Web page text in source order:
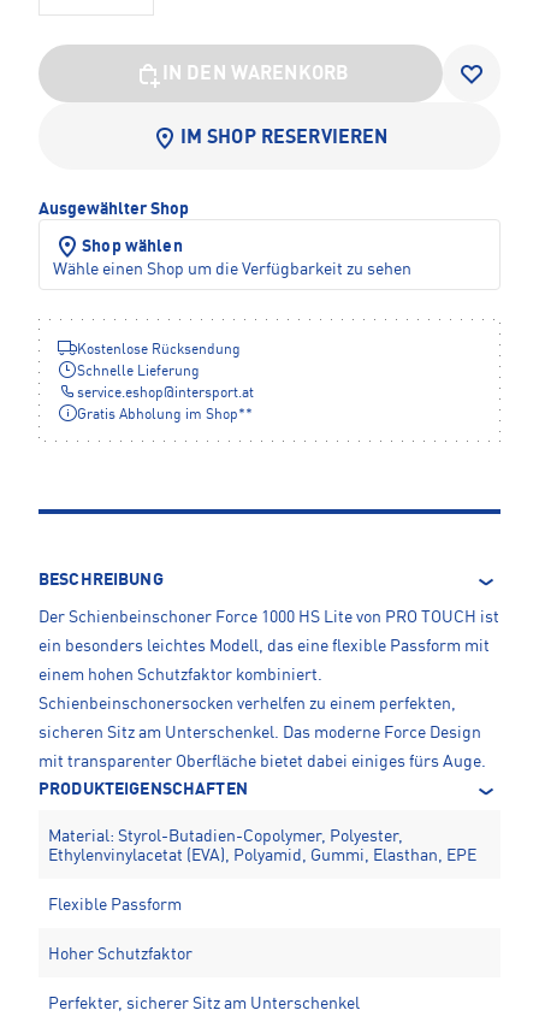
IN DEN WARENKORB
IM SHOP RESERVIEREN
Ausgewählter Shop
Shop wählen
Wähle einen Shop um die Verfügbarkeit zu sehen
Kostenlose Rücksendung
Schnelle Lieferung
service.eshop@ intersport.at
Gratis Abholung im Shop**
BESCHREIBUNG
Der Schienbeinschoner Force 1000 HS Lite von PRO TOUCH ist
ein besonders leichtes Modell, das eine flexible Passform mit
einem hohen Schutzfaktor kombiniert.
Schienbeinschonersocken verhelfen zu einem perfekten,
sicheren Sitz am Unterschenkel. Das moderne Force Design
mit transparenter Oberfläche bietet dabei einiges fürs Auge.
PRODUKTEIGENSCHAFTEN
Material: Styrol-Butadien-Copolymer, Polyester,
Ethylenvinylacetat (EVA), Polyamid, Gummi, Elasthan, EPE
Flexible Passform
Hoher Schutzfaktor
Perfekter, sicherer Sitz am Unterschenkel